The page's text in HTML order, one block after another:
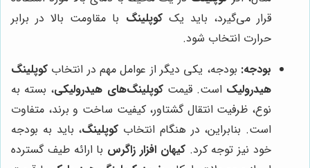
قرار می‌گیرد، باید یککوپلینگ با مقاومت بالا در برابر
حرارت انتخاب شود.
بودجه: بودجه، یکی دیگر از عوامل مهم در انتخاب کوپلینگ
هیدرولیک است. قیمتکوپلینگ‌های هیدرولیکی، بسته به
نوع، ظرفیت انتقال گشتاور، کیفیت ساخت و برند، متفاوت
است. بنابراین، در هنگام انتخاب کوپلینگ، باید به بودجه
خود نیز توجه کرد.کیهان افزار زاگرس با ارائه طیف گسترده